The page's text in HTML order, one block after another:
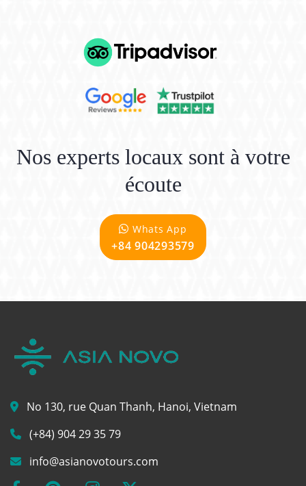
Nos experts locaux sont à votre
écoute
Whats App
+84 904293579
No 130, rue Quan Thanh, Hanoi, Vietnam
(+84) 904 29 35 79
info@asianovotours.com